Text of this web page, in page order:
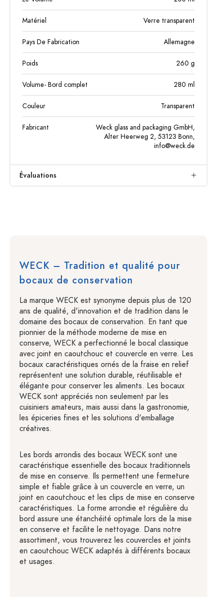
Matériel Verre transparent
Pays De Fabrication Allemagne
Poids 260 g
Volume- Bord complet 280 ml
Couleur Transparent
Fabricant
Weck glass and packaging GmbH,
Alter Heerweg 2, 53123 Bonn,
info@weck.de
Évaluations
WECK – Tradition et qualité pour
bocaux de conservation
La marque WECK est synonyme depuis plus de 120
ans de qualité, d'innovation et de tradition dans le
domaine des bocaux de conservation. En tant que
pionnier de la méthode moderne de mise en
conserve, WECK a perfectionné le bocal classique
avec joint en caoutchouc et couvercle en verre. Les
bocaux caractéristiques ornés de la fraise en relief
représentent une solution durable, réutilisable et
élégante pour conserver les aliments. Les bocaux
WECK sont appréciés non seulement par les
cuisiniers amateurs, mais aussi dans la gastronomie,
les épiceries fines et les solutions d'emballage
créatives.
Les bords arrondis des bocaux WECK sont une
caractéristique essentielle des bocaux traditionnels
de mise en conserve. Ils permettent une fermeture
simple et fiable grâce à un couvercle en verre, un
joint en caoutchouc et les clips de mise en conserve
caractéristiques. La forme arrondie et régulière du
bord assure une étanchéité optimale lors de la mise
en conserve et facilite le nettoyage. Dans notre
assortiment, vous trouverez les couvercles et joints
en caoutchouc WECK adaptés à différents bocaux
et usages.